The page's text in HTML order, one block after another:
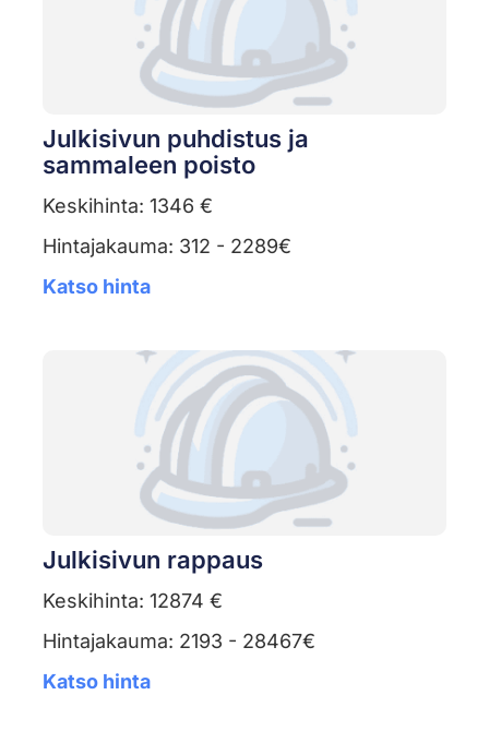
Julkisivun puhdistus ja
sammaleen poisto
Keskihinta: 1346 €
Hintajakauma: 312 - 2289€
Katso hinta
Julkisivun rappaus
Keskihinta: 12874 €
Hintajakauma: 2193 - 28467€
Katso hinta